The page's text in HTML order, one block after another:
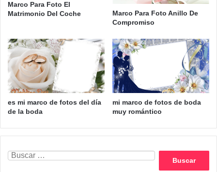
Marco Para Foto El
Matrimonio Del Coche
Marco Para Foto Anillo De
Compromiso
es mi marco de fotos del día
de la boda
mi marco de fotos de boda
muy romántico